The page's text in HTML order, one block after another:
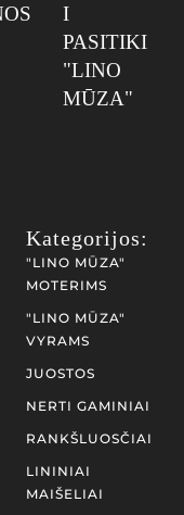
I
PASITIKI
"LINO
MŪZA"
Kategorijos:
"LINO MŪZA"
MOTERIMS
"LINO MŪZA"
VYRAMS
JUOSTOS
NERTI GAMINIAI
RANKŠLUOSČIAI
LININIAI
MAIŠELIAI